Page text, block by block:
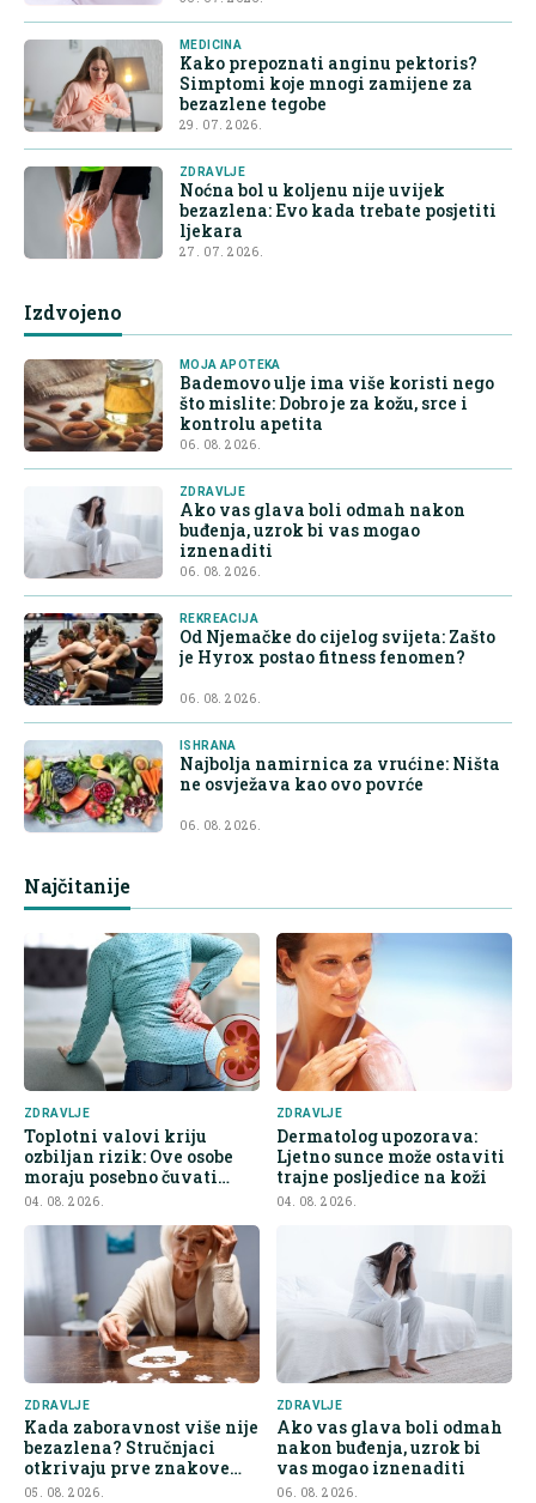
MEDICINA
Kako prepoznati anginu pektoris?
Simptomi koje mnogi zamijene za
bezazlene tegobe
29. 07. 2026.
ZDRAVLJE
Noćna bol u koljenu nije uvijek
bezazlena: Evo kada trebate posjetiti
ljekara
27. 07. 2026.
Izdvojeno
MOJA APOTEKA
Bademovo ulje ima više koristi nego
što mislite: Dobro je za kožu, srce i
kontrolu apetita
06. 08. 2026.
ZDRAVLJE
Ako vas glava boli odmah nakon
buđenja, uzrok bi vas mogao
iznenaditi
06. 08. 2026.
REKREACIJA
Od Njemačke do cijelog svijeta: Zašto
je Hyrox postao fitness fenomen?
06. 08. 2026.
ISHRANA
Najbolja namirnica za vrućine: Ništa
ne osvježava kao ovo povrće
06. 08. 2026.
Najčitanije
ZDRAVLJE
Toplotni valovi kriju
ozbiljan rizik: Ove osobe
moraju posebno čuvati
bubrege
04. 08. 2026.
ZDRAVLJE
Dermatolog upozorava:
Ljetno sunce može ostaviti
trajne posljedice na koži
04. 08. 2026.
ZDRAVLJE
Kada zaboravnost više nije
bezazlena? Stručnjaci
otkrivaju prve znakove
demencije
05. 08. 2026.
ZDRAVLJE
Ako vas glava boli odmah
nakon buđenja, uzrok bi
vas mogao iznenaditi
06. 08. 2026.